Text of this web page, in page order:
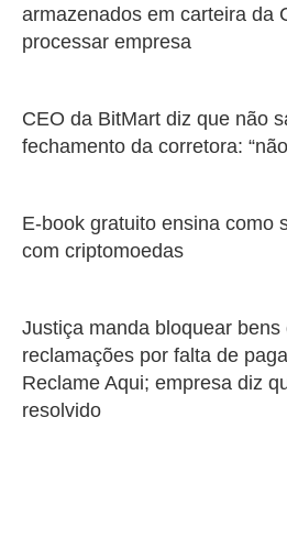
armazenados em carteira da
processar empresa
CEO da BitMart diz que não
fechamento da corretora:
E-book gratuito ensina como
com criptomoedas
Justiça manda bloquear bens
reclamações por falta de
Reclame Aqui; empresa diz
resolvido